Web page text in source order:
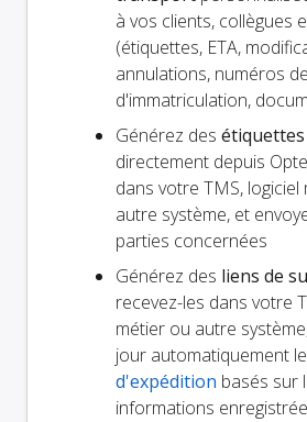
à vos clients, collègues
(étiquettes, ETA,
annulations, numéros
d'immatriculation,
Générez des
directement depuis
dans votre TMS, logiciel
autre système, et
parties concernées
Générez des liens de
recevez-les dans votre
métier ou autre
jour automatiquement
d'expédition basés sur
informations